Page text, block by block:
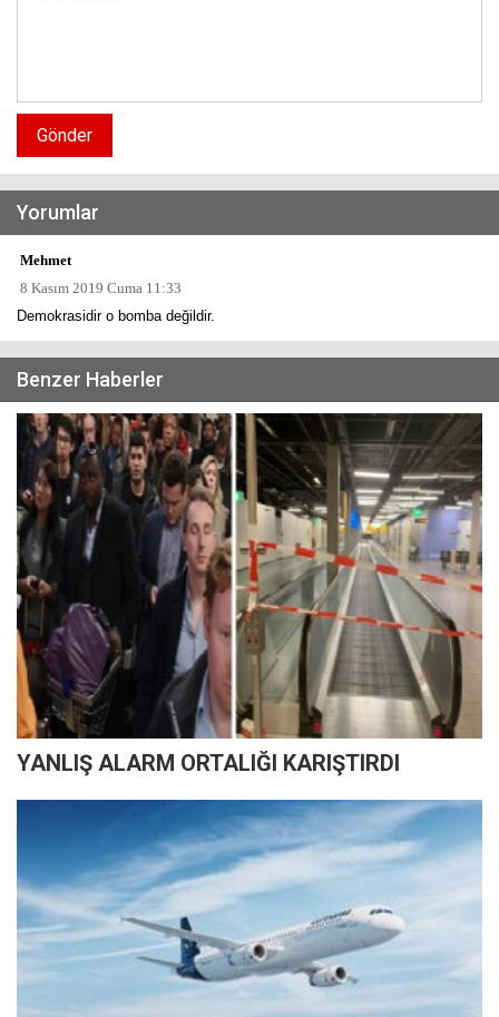
Gönder
Yorumlar
Mehmet
8 Kasım 2019 Cuma 11:33
Demokrasidir o bomba değildir.
Benzer Haberler
YANLIŞ ALARM ORTALIĞI KARIŞTIRDI